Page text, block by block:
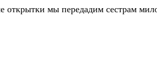
мы передадим сестрам